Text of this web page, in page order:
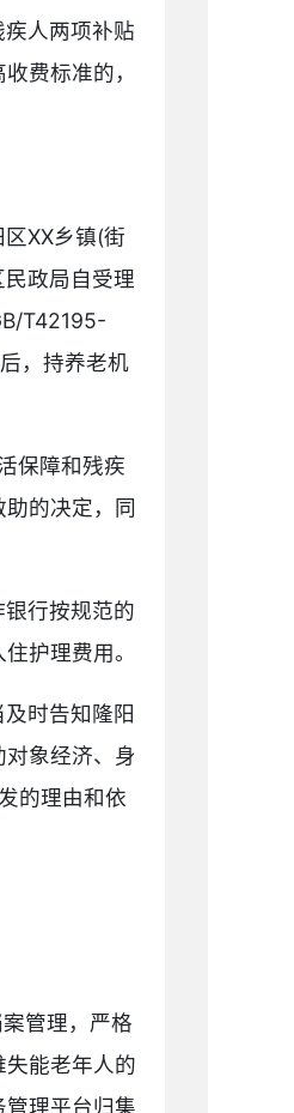
人两项补贴
费标准的，
XX乡镇(街
政局自受理
T42195-
，持养老机
保障和残疾
的决定，同
行按规范的
护理费用。
时告知隆阳
象经济、身
的理由和依
管理，严格
能老年人的
理平台归集